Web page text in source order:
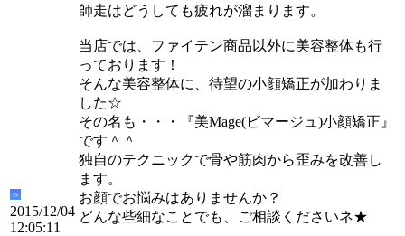
2015/12/04
12:05:11
師走はどうしても疲れが溜まります。
当店では、ファイテン商品以外に美容整体も行
っております！
そんな美容整体に、待望の小顔矯正が加わりま
した☆
その名も・・・『美Mage(ビマージュ)小顔矯正』
です＾＾
独自のテクニックで骨や筋肉から歪みを改善し
ます。
お顔でお悩みはありませんか？
どんな些細なことでも、ご相談くださいネ★